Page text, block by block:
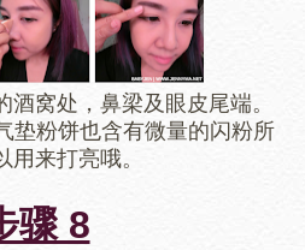
窝处，鼻梁及眼皮尾端。
垫粉饼也含有微量的闪粉所
用来打亮哦。
骤 8